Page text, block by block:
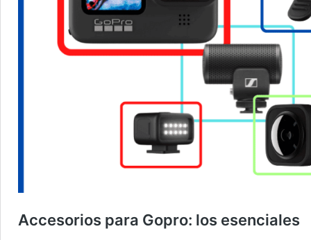
Accesorios para Gopro: los esenciales